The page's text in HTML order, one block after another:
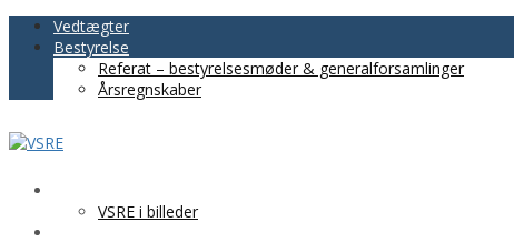
Vedtægter
Bestyrelse
Referat – bestyrelsesmøder & generalforsamlinger
Årsregnskaber
VSRE i billeder